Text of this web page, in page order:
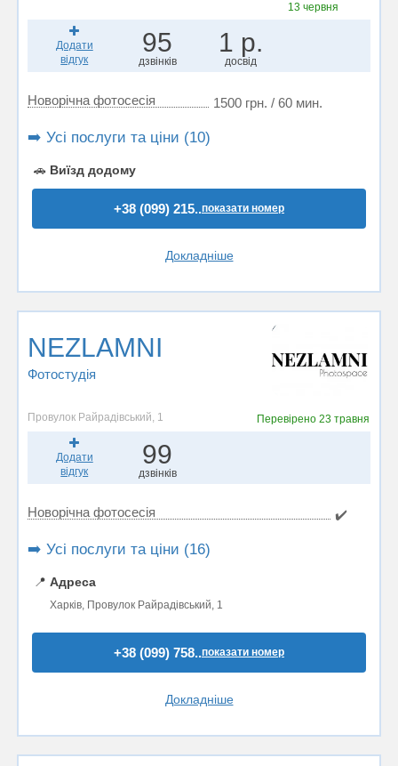
13 червня
Додати
відгук
95
дзвінків
1 р.
досвід
Новорічна фотосесія 1500 грн. / 60 мин.
➡️ Усі послуги та ціни (10)
🚗 Виїзд додому
+38 (099) 215..показати номер
Докладніше
NEZLAMNI
Фотостудiя
Провулок Райрадівський, 1 Перевірено23 травня
Додати
відгук
99
дзвінків
Новорічна фотосесія ✔️
➡️ Усі послуги та ціни (16)
📍 Адреса
Харків, Провулок Райрадівський, 1
+38 (099) 758..показати номер
Докладніше